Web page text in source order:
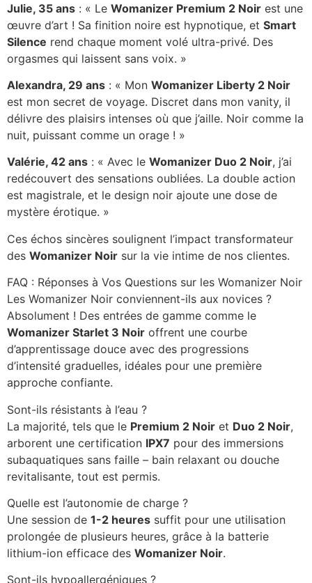
Julie, 35 ans : « Le Womanizer Premium 2 Noir est une
œuvre d’art ! Sa finition noire est hypnotique, et Smart
Silence rend chaque moment volé ultra-privé. Des
orgasmes qui laissent sans voix. »
Alexandra, 29 ans : « Mon Womanizer Liberty 2 Noir
est mon secret de voyage. Discret dans mon vanity, il
délivre des plaisirs intenses où que j’aille. Noir comme la
nuit, puissant comme un orage ! »
Valérie, 42 ans : « Avec le Womanizer Duo 2 Noir, j’ai
redécouvert des sensations oubliées. La double action
est magistrale, et le design noir ajoute une dose de
mystère érotique. »
Ces échos sincères soulignent l’impact transformateur
des Womanizer Noir sur la vie intime de nos clientes.
FAQ : Réponses à Vos Questions sur les Womanizer Noir
Les Womanizer Noir conviennent-ils aux novices ?
Absolument ! Des entrées de gamme comme le
Womanizer Starlet 3 Noir offrent une courbe
d’apprentissage douce avec des progressions
d’intensité graduelles, idéales pour une première
approche confiante.
Sont-ils résistants à l’eau ?
La majorité, tels que le Premium 2 Noir et Duo 2 Noir,
arborent une certification IPX7 pour des immersions
subaquatiques sans faille – bain relaxant ou douche
revitalisante, tout est permis.
Quelle est l’autonomie de charge ?
Une session de 1-2 heures suffit pour une utilisation
prolongée de plusieurs heures, grâce à la batterie
lithium-ion efficace des Womanizer Noir.
Sont-ils hypoallergéniques ?